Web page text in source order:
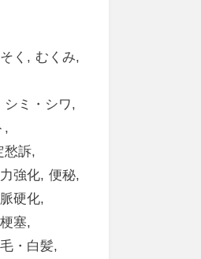
く
むくみ
シミ・シワ
愁訴
強化 便秘
硬化
塞
・白髪